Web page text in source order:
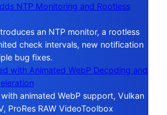
NTP Monitoring and Rootless
an NTP monitor, a rootless
check intervals, new notification
bug fixes.
with Animated WebP Decoding and
animated WebP support, Vulkan
ProRes RAW VideoToolbox